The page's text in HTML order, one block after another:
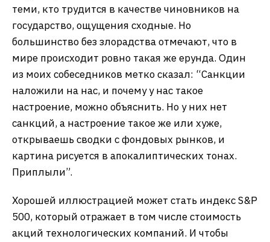
теми, кто трудится в качестве чиновников на
государство, ощущения сходные. Но
большинство без злорадства отмечают, что в
мире происходит ровно такая же ерунда. Один
из моих собеседников метко сказал: “Санкции
наложили на нас, и почему у нас такое
настроение, можно объяснить. Но у них нет
санкций, а настроение такое же или хуже,
открываешь сводки с фондовых рынков, и
картина рисуется в апокалиптических тонах.
Приплыли”.
Хорошей иллюстрацией может стать индекс S&P
500, который отражает в том числе стоимость
акций технологических компаний. И чтобы